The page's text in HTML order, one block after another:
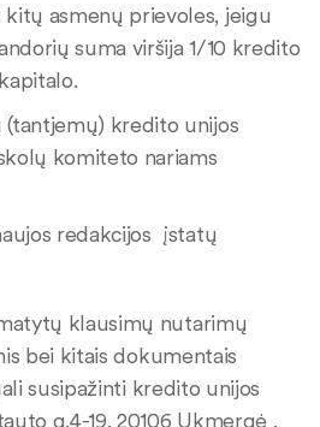
asmenų prievoles, jeigu
suma viršija 1/10 kredito
kredito unijos
komiteto nariams
redakcijos įstatų
klausimų nutarimų
bei kitais dokumentais
susipažinti kredito unijos
g.4-19, 20106 Ukmergė .